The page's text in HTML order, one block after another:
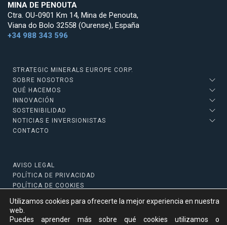
MINA DE PENOUTA
Ctra. OU-0901 Km 14, Mina de Penouta,
Viana do Bolo 32558 (Ourense), España
+34 988 343 596
STRATEGIC MINERALS EUROPE CORP.
SOBRE NOSOTROS
QUÉ HACEMOS
INNOVACIÓN
SOSTENIBILIDAD
NOTICIAS E INVERSIONISTAS
CONTACTO
AVISO LEGAL
POLÍTICA DE PRIVACIDAD
POLÍTICA DE COOKIES
Copyright © 2022 Strategic Minerals
Utilizamos cookies para ofrecerte la mejor experiencia en nuestra
web.
Puedes aprender más sobre qué cookies utilizamos o